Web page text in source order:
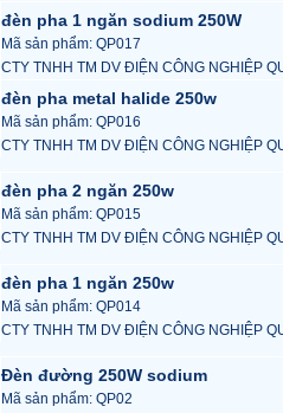
đèn pha 1 ngăn sodium 250W
Mã sản phẩm: QP017
CTY TNHH TM DV ĐIỆN CÔNG NGHIỆP
đèn pha metal halide 250w
Mã sản phẩm: QP016
CTY TNHH TM DV ĐIỆN CÔNG NGHIỆP
đèn pha 2 ngăn 250w
Mã sản phẩm: QP015
CTY TNHH TM DV ĐIỆN CÔNG NGHIỆP
đèn pha 1 ngăn 250w
Mã sản phẩm: QP014
CTY TNHH TM DV ĐIỆN CÔNG NGHIỆP
Đèn đường 250W sodium
Mã sản phẩm: QP02